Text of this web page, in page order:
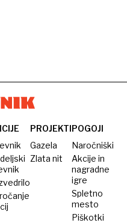
PROJEKTI
Gazela
Zlata nit
POGOJI
Naročniški
Akcije in
nagradne
igre
Spletno
mesto
Piškotki